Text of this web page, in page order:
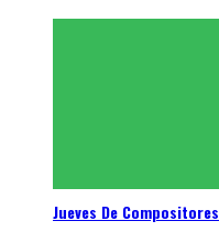
Jueves De Compositores